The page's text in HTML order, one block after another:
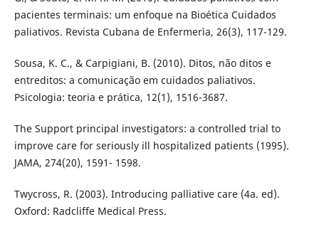
pacientes terminais: um enfoque na Bioética Cuidados
paliativos. Revista Cubana de Enfermerìa, 26(3), 117-129.
Sousa, K. C., & Carpigiani, B. (2010). Ditos, não ditos e
entreditos: a comunicação em cuidados paliativos.
Psicologia: teoria e prática, 12(1), 1516-3687.
The Support principal investigators: a controlled trial to
improve care for seriously ill hospitalized patients (1995).
JAMA, 274(20), 1591- 1598.
Twycross, R. (2003). Introducing palliative care (4a. ed).
Oxford: Radcliffe Medical Press.